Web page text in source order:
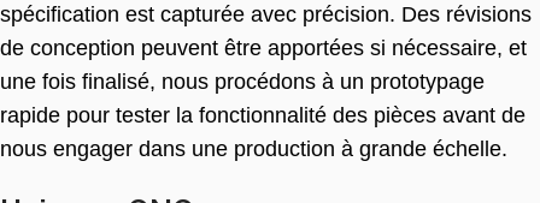
spécification est capturée avec précision. Des révisions
de conception peuvent être apportées si nécessaire, et
une fois finalisé, nous procédons à un prototypage
rapide pour tester la fonctionnalité des pièces avant de
nous engager dans une production à grande échelle.